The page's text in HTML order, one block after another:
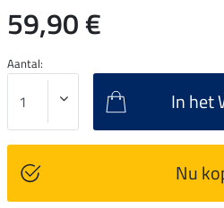
59,90 €
Aantal:
In het
Nu